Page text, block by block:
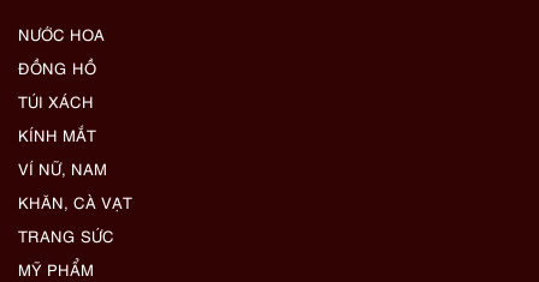
NƯỚC HOA
ĐỒNG HỒ
TÚI XÁCH
KÍNH MẮT
VÍ NỮ, NAM
KHĂN, CÀ VẠT
TRANG SỨC
MỸ PHẨM